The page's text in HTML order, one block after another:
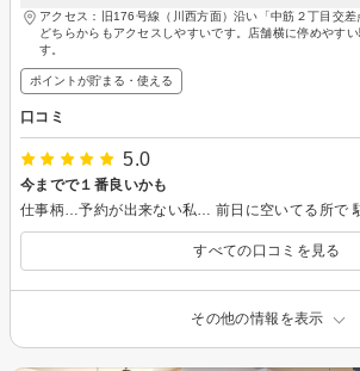
アクセス：旧176号線（川西方面）沿い「中筋２丁目交
どちらからもアクセスしやすいです。店舗横に停めやす
す。
ポイントが貯まる・使える
口コミ
5.0
今までで１番良いかも
すべての口コミを見る
その他の情報を表示